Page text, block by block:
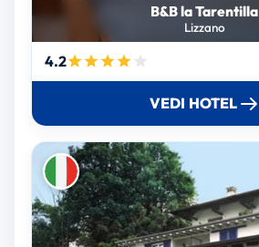
B&B la Tarentilla
Lizzano
4.2
VEDI HOTEL